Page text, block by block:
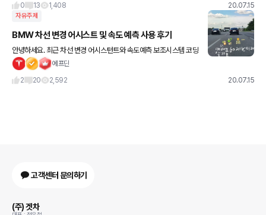
0
13 1,408 20.07.15
자유주제
BMW 차선 변경 어시스트 및 속도 예측 사용 후기
안녕하세요. 최근 차선 변경 어시스턴트와 속도예측 보조시스템 코딩
후 장거리를 뛰어본 후기 입니다. 1. 차선변경시스템(Lane Change
에프딘
2
20 2,592 20.07.15
고객센터 문의하기
(주) 겟차